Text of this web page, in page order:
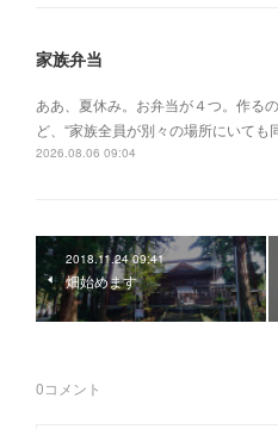
家族弁当
ああ、夏休み。お弁当が４つ。作る
ど、“家族全員が別々の場所にいても
2026.08.06 09:04
2018.11.24 09:41
畑始めます
0コメント